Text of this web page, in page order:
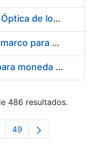
Conexión mediante Fibra Óptica de los Centros de Proceso de Datos (CPDs) de las sedes de la FNMT-RCM de Burgos y Madrid
Contratación de acuerdo marco para el Suministro de Material de Electricidad para la Fábrica Nacional de Moneda y Timbre-Real Casa de la Moneda en su centro de trabajo de Burgos
Suministro de estuches para moneda de 30 €
486 resultados.
intermedias Use
Páxina
49